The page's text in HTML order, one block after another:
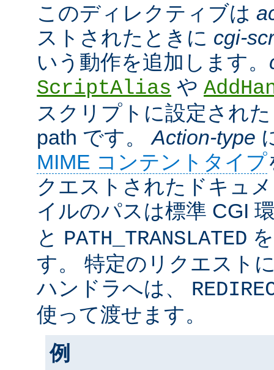
このディレクティブは
ストされたときに cgi-
いう動作を追加します。
ScriptAlias や
スクリプトに設定され
path です。Action-type
MIME コンテントタイプ
クエストされたドキュ
イルのパスは標準 CGI
と PATH_TRANSLATED
す。 特定のリクエスト
ハンドラへは、
使って渡せます。
例